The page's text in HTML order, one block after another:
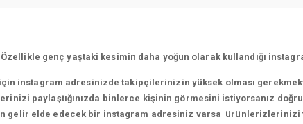
genç yaştaki kesimin daha yoğun olarak kullandığı
için instagram adresinizde takipçilerinizin yüksek olması
paylaştığınızda binlerce kişinin görmesini istiyorsanız
gelir elde edecek bir instagram adresiniz varsa ürünlerizlerinizi